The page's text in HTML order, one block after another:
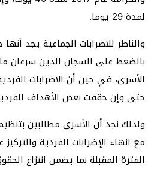
لمدة 29 يوما.
والناظر للاضرابات الجماعية يجد
بالضغط على السجان الذين سرعان
الأسرى، في حين أن الاضرابات
حتى وإن حققت بعض الأهداف
ولذلك نجد أن الأسرى مطالبين
مع انهاء الإضرابات الفردية
الفترة المقبلة بما يضمن انتزاع